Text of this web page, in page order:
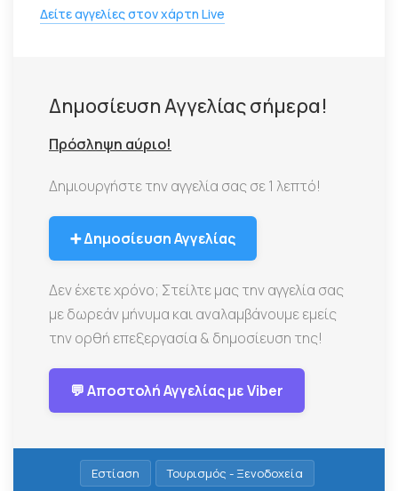
Δείτε αγγελίες στον χάρτη Live
Δημοσίευση Αγγελίας σήμερα!
Πρόσληψη αύριο!
Δημιουργήστε την αγγελία σας σε 1 λεπτό!
➕ Δημοσίευση Αγγελίας
Δεν έχετε χρόνο; Στείλτε μας την αγγελία σας
με δωρεάν μήνυμα και αναλαμβάνουμε εμείς
την ορθή επεξεργασία & δημοσίευση της!
💬 Αποστολή Αγγελίας με Viber
Εστίαση
Τουρισμός - Ξενοδοχεία